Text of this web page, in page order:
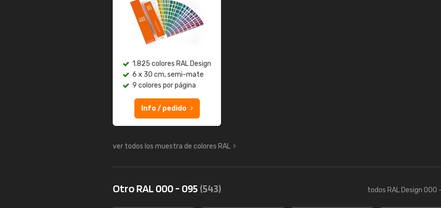
1.825 colores RAL Design
6 x 30 cm, semi-mate
9 colores por página
Info / pedido
ver todos los muestra de colores RAL
Otro RAL 000 - 095 (543) todos RAL Design 000